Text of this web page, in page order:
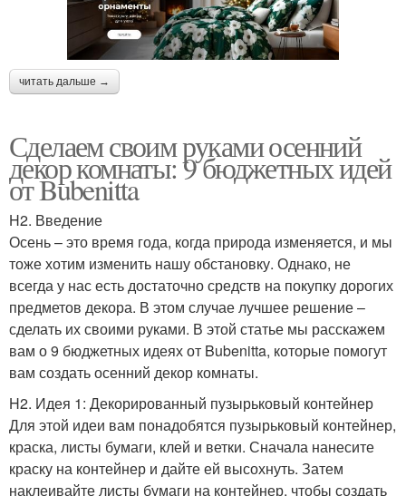
читать дальше →
Сделаем своим руками осенний
декор комнаты: 9 бюджетных идей
от Bubenitta
H2. Введение
Осень – это время года, когда природа изменяется, и мы
тоже хотим изменить нашу обстановку. Однако, не
всегда у нас есть достаточно средств на покупку дорогих
предметов декора. В этом случае лучшее решение –
сделать их своими руками. В этой статье мы расскажем
вам о 9 бюджетных идеях от Bubenitta, которые помогут
вам создать осенний декор комнаты.
H2. Идея 1: Декорированный пузырьковый контейнер
Для этой идеи вам понадобятся пузырьковый контейнер,
краска, листы бумаги, клей и ветки. Сначала нанесите
краску на контейнер и дайте ей высохнуть. Затем
наклеивайте листы бумаги на контейнер, чтобы создать